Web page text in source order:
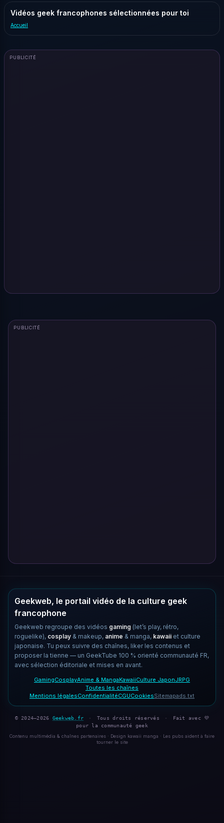
Vidéos geek francophones sélectionnées pour toi
Accueil
PUBLICITÉ
PUBLICITÉ
Geekweb, le portail vidéo de la culture geek
francophone
Geekweb regroupe des vidéos gaming (let’s play, rétro,
roguelike), cosplay & makeup, anime & manga, kawaii et culture
japonaise. Tu peux suivre des chaînes, liker les contenus et
proposer la tienne — un GeekTube 100 % orienté communauté FR,
avec sélection éditoriale et mises en avant.
GamingCosplayAnime & MangaKawaiiCulture JaponJRPG
Toutes les chaînes
Mentions légalesConfidentialitéCGUCookiesSitemapads.txt
© 2024–2026 Geekweb.fr · Tous droits réservés ·
Fait avec 💜
pour la communauté geek
Contenu multimédia & chaînes partenaires · Design kawaii manga · Les pubs aident à faire
tourner le site